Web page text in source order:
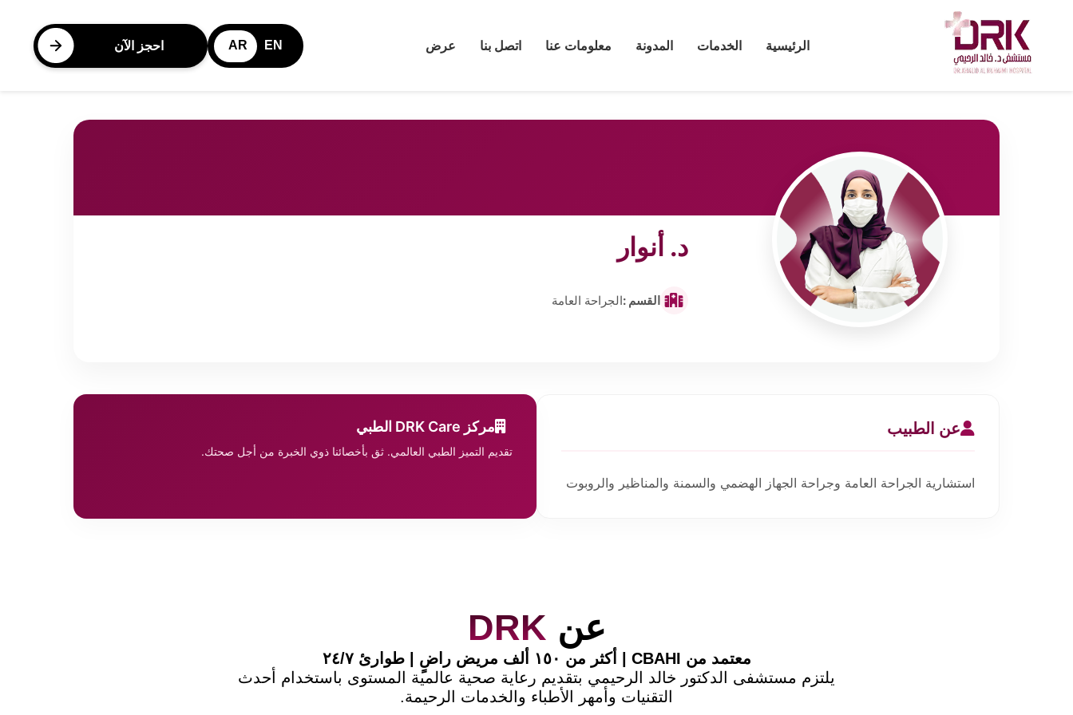
الرئيسية الخدمات المدونة معلومات عنا اتصل بنا عرض EN
AR احجز الآن
د. أنوار
القسم :الجراحة العامة
عن الطبيب
استشارية الجراحة العامة وجراحة الجهاز الهضمي والسمنة والمناظير والروبوت
مركز DRK Care الطبي
تقديم التميز الطبي العالمي. ثق بأخصائنا ذوي الخبرة من أجل صحتك.
عن DRK
معتمد من CBAHI | أكثر من ١٥٠ ألف مريض راضٍ | طوارئ ٢٤/٧
يلتزم مستشفى الدكتور خالد الرحيمي بتقديم رعاية صحية عالمية المستوى باستخدام أحدث
التقنيات وأمهر الأطباء والخدمات الرحيمة.